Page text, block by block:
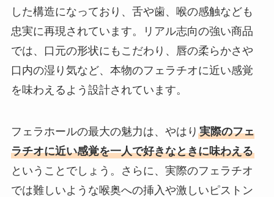
した構造になっており、舌や歯、喉の感触なども
忠実に再現されています。リアル志向の強い商品
では、口元の形状にもこだわり、唇の柔らかさや
口内の湿り気など、本物のフェラチオに近い感覚
を味わえるよう設計されています。
フェラホールの最大の魅力は、やはり 実際のフェ
ラチオに近い感覚を一人で好きなときに味わえる
ということでしょう。さらに、実際のフェラチオ
では難しいような喉奥への挿入や激しいピストン